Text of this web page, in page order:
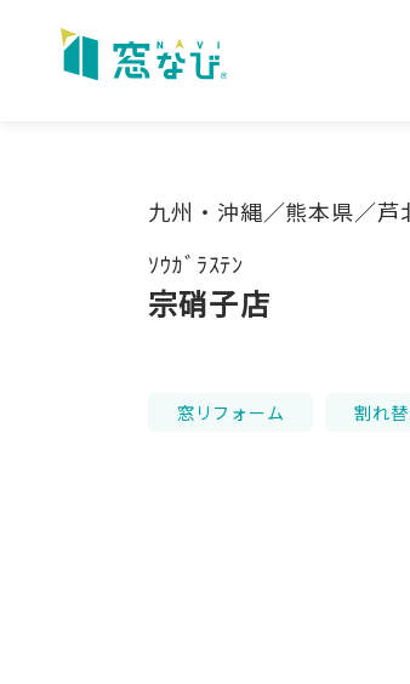
content
九州・沖縄／熊本県／芦
ｿｳｶﾞﾗｽﾃﾝ
宗硝子店
窓リフォーム 割れ